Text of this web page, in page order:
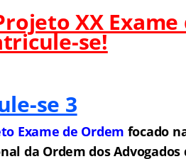
XX Exame
se!
Exame de Ordem focado
da Ordem dos Advogados